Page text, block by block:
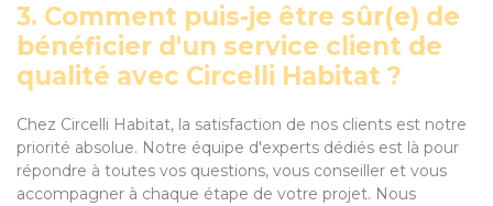
3. Comment puis-je être sûr(e) de
bénéficier d'un service client de
qualité avec Circelli Habitat ?
Chez Circelli Habitat, la satisfaction de nos clients est notre
priorité absolue. Notre équipe d'experts dédiés est là pour
répondre à toutes vos questions, vous conseiller et vous
accompagner à chaque étape de votre projet. Nous